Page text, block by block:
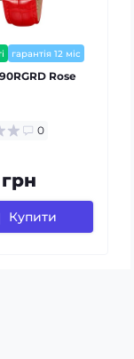
гарантія 12 міс
Rose
0
Купити